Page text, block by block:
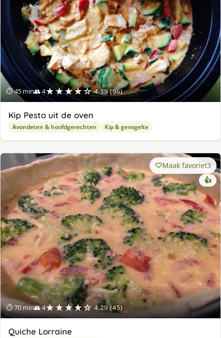
⏱ 45 min👥 4★★★★☆ 4.39 (96)
Kip Pesto uit de oven
Avondeten & hoofdgerechten Kip & gevogelte
⏱ 70 min👥 4★★★★☆ 4.29 (45)
Maak favoriet3
👍
Quiche Lorraine